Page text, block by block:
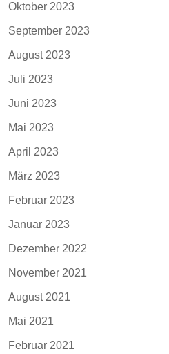
Oktober 2023
September 2023
August 2023
Juli 2023
Juni 2023
Mai 2023
April 2023
März 2023
Februar 2023
Januar 2023
Dezember 2022
November 2021
August 2021
Mai 2021
Februar 2021